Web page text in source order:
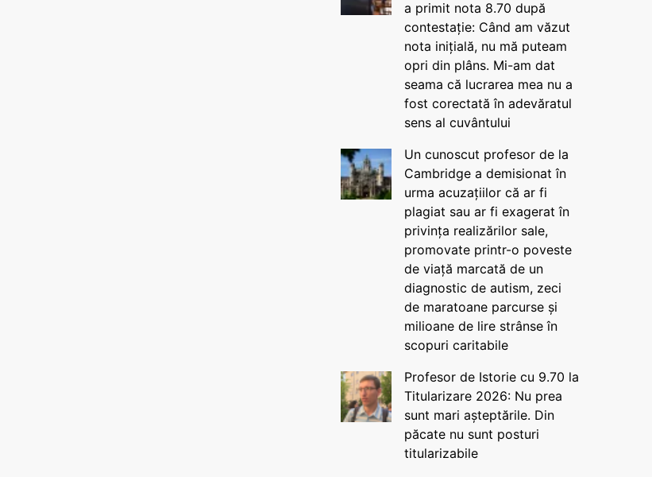
a primit nota 8.70 după
contestație: Când am văzut
nota inițială, nu mă puteam
opri din plâns. Mi-am dat
seama că lucrarea mea nu a
fost corectată în adevăratul
sens al cuvântului
Un cunoscut profesor de la
Cambridge a demisionat în
urma acuzațiilor că ar fi
plagiat sau ar fi exagerat în
privința realizărilor sale,
promovate printr-o poveste
de viață marcată de un
diagnostic de autism, zeci
de maratoane parcurse și
milioane de lire strânse în
scopuri caritabile
Profesor de Istorie cu 9.70 la
Titularizare 2026: Nu prea
sunt mari așteptările. Din
păcate nu sunt posturi
titularizabile